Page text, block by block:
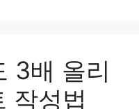
3배 올리
작성법